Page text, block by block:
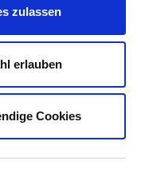
zulassen
erlauben
Cookies